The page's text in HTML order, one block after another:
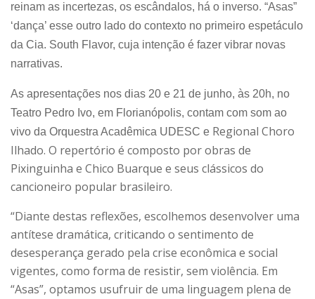
reinam as incertezas, os escândalos, há o inverso. “Asas”
‘dança’ esse outro lado do contexto no primeiro espetáculo
da Cia. South Flavor, cuja intenção é fazer vibrar novas
narrativas.
As apresentações nos dias 20 e 21 de junho, às 20h, no
Teatro Pedro Ivo, em Florianópolis, contam com som ao
vivo da Orquestra Acadêmica UDESC e Regional Choro
Ilhado. O repertório é composto por obras de
Pixinguinha e Chico Buarque e seus clássicos do
cancioneiro popular brasileiro.
“Diante destas reflexões, escolhemos desenvolver uma
antítese dramática, criticando o sentimento de
desesperança gerado pela crise econômica e social
vigentes, como forma de resistir, sem violência. Em
“Asas”, optamos usufruir de uma linguagem plena de